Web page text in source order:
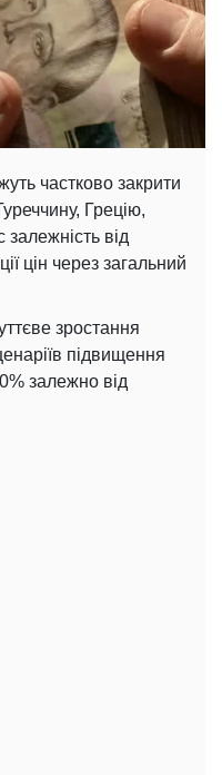
частково закрити
Грецію,
від
цін через загальний
зростання
підвищення
залежно від